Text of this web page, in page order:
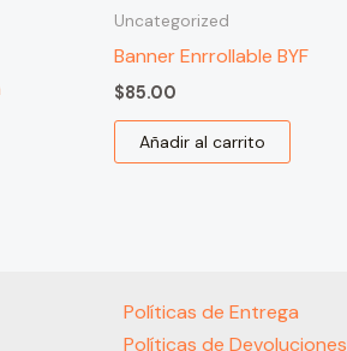
Uncategorized
Banner Enrrollable BYF
$85.00
Añadir al carrito
Políticas de Entrega
Políticas de Devoluciones